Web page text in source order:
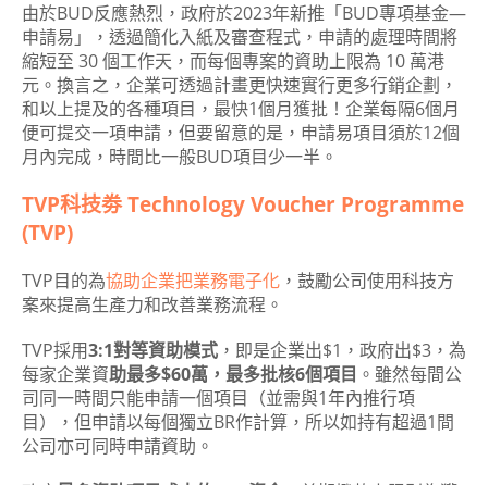
由於BUD反應熱烈，政府於2023年新推「BUD專項基金—
申請易」，透過簡化入紙及審查程式，申請的處理時間將
縮短至 30 個工作天，而每個專案的資助上限為 10 萬港
元。換言之，企業可透過計畫更快速實行更多行銷企劃，
和以上提及的各種項目，最快1個月獲批！企業每隔6個月
便可提交一項申請，但要留意的是，申請易項目須於12個
月內完成，時間比一般BUD項目少一半。
TVP科技劵 Technology Voucher Programme
(TVP)
TVP目的為協助企業把業務電子化 ，鼓勵公司使用科技方
案來提高生產力和改善業務流程。
TVP採用3:1對等資助模式 ，即是企業出$1，政府出$3，為
每家企業資助最多$60萬，最多批核6個項目 。雖然每間公
司同一時間只能申請一個項目（並需與1年內推行項
目），但申請以每個獨立BR作計算，所以如持有超過1間
公司亦可同時申請資助。